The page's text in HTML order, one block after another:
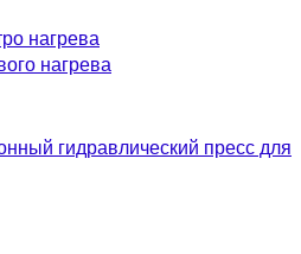
нагрева
нагрева
гидравлический пресс для